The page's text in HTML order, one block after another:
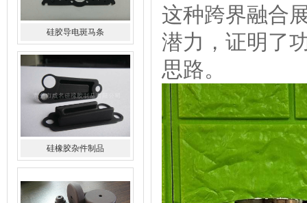
硅橡胶杂件制品
塑胶包硅胶
这种跨界融合
潜力，证明了
思路。